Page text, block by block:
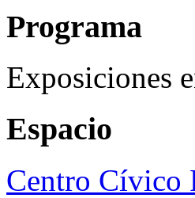
Programa
Exposiciones
Espacio
Centro Cívico